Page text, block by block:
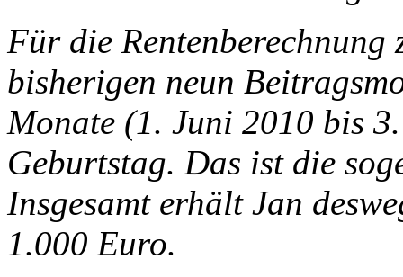
Für die
bisherigen neun
Monate (1. Juni 2010 bis
Geburtstag. Das ist die
Insgesamt erhält Jan
1.000 Euro.